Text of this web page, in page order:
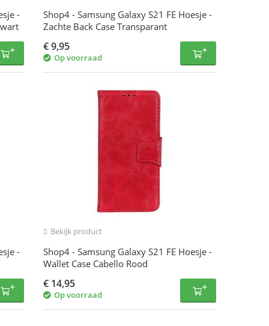
-
Shop4 - Samsung Galaxy S21 FE Hoesje -
Zachte Back Case Transparant
€9,95
Op voorraad
-
Bekijk product
Shop4 - Samsung Galaxy S21 FE Hoesje -
Wallet Case Cabello Rood
€ 14,95
Op voorraad